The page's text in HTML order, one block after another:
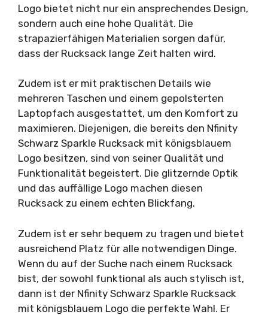
Logo bietet nicht nur ein ansprechendes Design,
sondern auch eine hohe Qualität. Die
strapazierfähigen Materialien sorgen dafür,
dass der Rucksack lange Zeit halten wird.
Zudem ist er mit praktischen Details wie
mehreren Taschen und einem gepolsterten
Laptopfach ausgestattet, um den Komfort zu
maximieren. Diejenigen, die bereits den Nfinity
Schwarz Sparkle Rucksack mit königsblauem
Logo besitzen, sind von seiner Qualität und
Funktionalität begeistert. Die glitzernde Optik
und das auffällige Logo machen diesen
Rucksack zu einem echten Blickfang.
Zudem ist er sehr bequem zu tragen und bietet
ausreichend Platz für alle notwendigen Dinge.
Wenn du auf der Suche nach einem Rucksack
bist, der sowohl funktional als auch stylisch ist,
dann ist der Nfinity Schwarz Sparkle Rucksack
mit königsblauem Logo die perfekte Wahl. Er